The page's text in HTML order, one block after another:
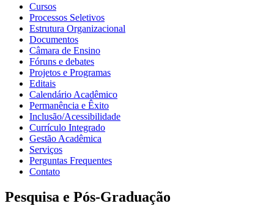
Cursos
Processos Seletivos
Estrutura Organizacional
Documentos
Câmara de Ensino
Fóruns e debates
Projetos e Programas
Editais
Calendário Acadêmico
Permanência e Êxito
Inclusão/Acessibilidade
Currículo Integrado
Gestão Acadêmica
Serviços
Perguntas Frequentes
Contato
Pesquisa e Pós-Graduação